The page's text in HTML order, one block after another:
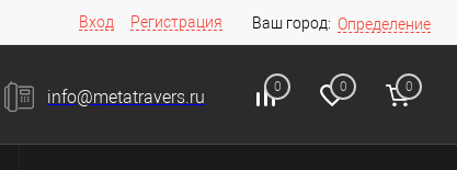
Вход Регистрация Ваш город: Определение
info@metatravers.ru 0 0 0